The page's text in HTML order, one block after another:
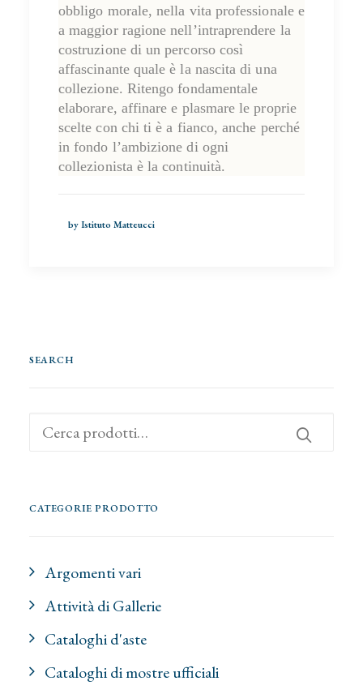
obbligo morale, nella vita professionale e
a maggior ragione nell’intraprendere la
costruzione di un percorso così
affascinante quale è la nascita di una
collezione. Ritengo fondamentale
elaborare, affinare e plasmare le proprie
scelte con chi ti è a fianco, anche perché
in fondo l’ambizione di ogni
collezionista è la continuità.
by Istituto Matteucci
SEARCH
Cerca:
CATEGORIE PRODOTTO
Argomenti vari
Attività di Gallerie
Cataloghi d'aste
Cataloghi di mostre ufficiali